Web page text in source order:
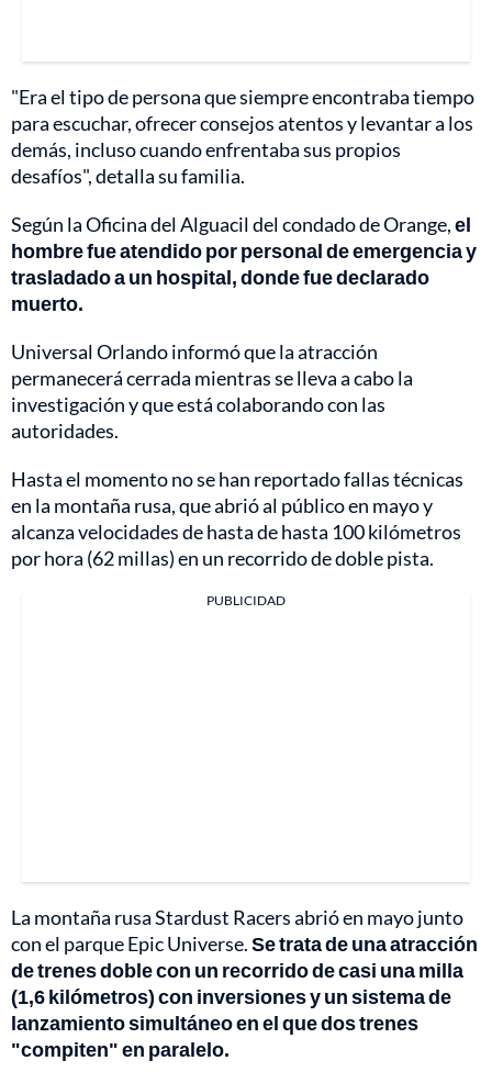
"Era el tipo de persona que siempre encontraba tiempo
para escuchar, ofrecer consejos atentos y levantar a los
demás, incluso cuando enfrentaba sus propios
desafíos", detalla su familia.
Según la Oficina del Alguacil del condado de Orange,el
hombre fue atendido por personal de emergencia y
trasladado a un hospital, donde fue declarado
muerto.
Universal Orlando informó que la atracción
permanecerá cerrada mientras se lleva a cabo la
investigación y que está colaborando con las
autoridades.
Hasta el momento no se han reportado fallas técnicas
en la montaña rusa, que abrió al público en mayo y
alcanza velocidades de hasta de hasta 100 kilómetros
por hora (62 millas) en un recorrido de doble pista.
PUBLICIDAD
La montaña rusa Stardust Racers abrió en mayo junto
con el parque Epic Universe.Se trata de una atracción
de trenes doble con un recorrido de casi una milla
(1,6 kilómetros) con inversiones y un sistema de
lanzamiento simultáneo en el que dos trenes
"compiten" en paralelo.